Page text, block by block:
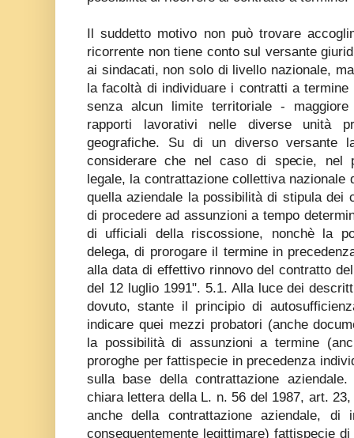
Il suddetto motivo non può trovare
ricorrente non tiene conto sul versante
ai sindacati, non solo di livello nazionale,
la facoltà di individuare i contratti a
senza alcun limite territoriale -
rapporti lavorativi nelle diverse unità
geografiche. Su di un diverso versante
considerare che nel caso di specie, nel
legale, la contrattazione collettiva nazionale
quella aziendale la possibilità di stipula dei
di procedere ad assunzioni a tempo
di ufficiali della riscossione, nonchè la
delega, di prorogare il termine in
alla data di effettivo rinnovo del contratto
del 12 luglio 1991". 5.1. Alla luce dei
dovuto, stante il principio di
indicare quei mezzi probatori (anche
la possibilità di assunzioni a termine
proroghe per fattispecie in precedenza
sulla base della contrattazione
chiara lettera della L. n. 56 del 1987, art.
anche della contrattazione aziendale, di
conseguentemente legittimare) fattispecie